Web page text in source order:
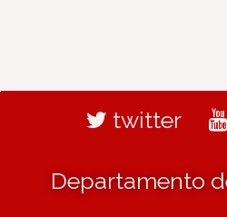
twitter
Departamento